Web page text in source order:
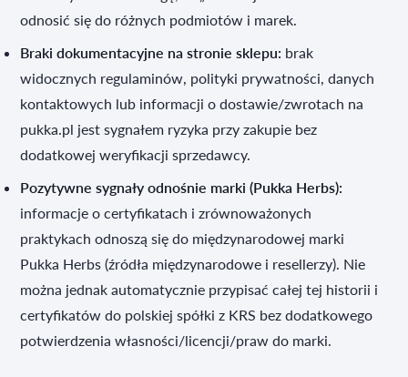
odnosić się do różnych podmiotów i marek.
Braki dokumentacyjne na stronie sklepu: brak
widocznych regulaminów, polityki prywatności, danych
kontaktowych lub informacji o dostawie/zwrotach na
pukka.pl jest sygnałem ryzyka przy zakupie bez
dodatkowej weryfikacji sprzedawcy.
Pozytywne sygnały odnośnie marki (Pukka Herbs):
informacje o certyfikatach i zrównoważonych
praktykach odnoszą się do międzynarodowej marki
Pukka Herbs (źródła międzynarodowe i resellerzy). Nie
można jednak automatycznie przypisać całej tej historii i
certyfikatów do polskiej spółki z KRS bez dodatkowego
potwierdzenia własności/licencji/praw do marki.